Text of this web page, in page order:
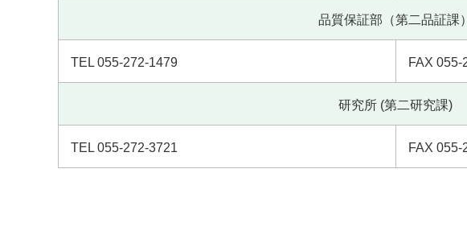
品質保証部（第二品証課）
TEL 055-272-1479 FAX 055-
研究所 (第二研究課)
TEL 055-272-3721 FAX 055-